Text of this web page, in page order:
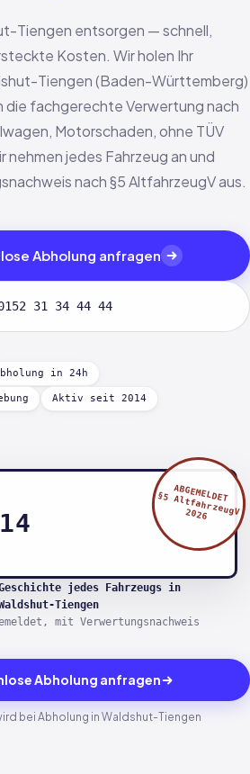
Tiengen entsorgen — schnell,
Kosten. Wir holen Ihr
Tiengen (Baden-Württemberg)
die fachgerechte Verwertung nach
Motorschaden, ohne TÜV
nehmen jedes Fahrzeug an und
nach §5 AltfahrzeugV aus.
Abholung anfragen
31 34 44 44
in 24h
Aktiv seit 2014
ABGEMELDET
§5 AltfahrzeugV
2026
jedes Fahrzeugs in
Tiengen
mit Verwertungsnachweis
Abholung anfragen
bei Abholung in Waldshut-Tiengen